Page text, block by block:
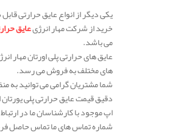
یکی دیگر از انواع عایق حرارتی
خرید از شرکت مهار انرژیعایق
می باشد.
عایق های حرارتی پلی اورتان مهار
های مختلف به فروش می رسد.
شما مشتریان گرامی می توانید به
دقیق قیمت عایق حرارتی پلی
اپ موجود با کارشناسان ما در ارتباط
شماره تماس های ما تماس حاصل